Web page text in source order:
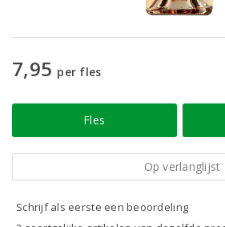
7,95 per fles
Fles
Op verlanglijst
Schrijf als eerste een beoordeling